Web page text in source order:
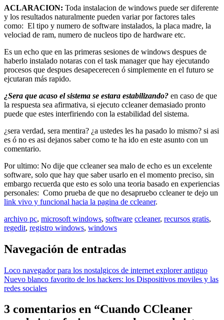
ACLARACION: Toda instalacion de windows puede ser diferente
y los resultados naturalmente pueden variar por factores tales
como: El tipo y numero de software instalados, la placa madre, la
velociad de ram, numero de nucleos tipo de hardware etc.
Es un echo que en las primeras sesiones de windows despues de
haberlo instalado notaras con el task manager que hay ejecutando
procesos que despues desapecerecen ó simplemente en el futuro se
ejcutaran más rapido.
¿Sera que acaso el sistema se estara estabilizando? en caso de que
la respuesta sea afirmativa, si ejecuto ccleaner demasiado pronto
puede que estes interfiriendo con la estabilidad del sistema.
¿sera verdad, sera mentira? ¿a ustedes les ha pasado lo mismo? si asi
es ó no es asi dejanos saber como te ha ido en este asunto con un
comentario.
Por ultimo: No dije que ccleaner sea malo de echo es un excelente
software, solo que hay que saber usarlo en el momento preciso, sin
embargo recuerda que esto es solo una teoria basado en experiencias
personales: Como prueba de que no desapruebo ccleaner te dejo un
link vivo y funcional hacia la pagina de ccleaner.
archivo pc, microsoft windows, software ccleaner, recursos gratis,
regedit, registro windows, windows
Navegación de entradas
Loco navegador para los nostalgicos de internet explorer antiguo
Nuevo blanco favorito de los hackers: los Dispositivos moviles y las
redes sociales
3 comentarios en “Cuando CCleaner